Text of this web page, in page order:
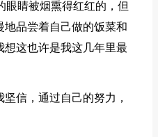
睛被烟熏得红红的，但
品尝着自己做的饭菜和
想这也许是我这几年里最
信，通过自己的努力，